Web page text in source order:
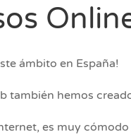
ámbito en España!
hemos
es muy